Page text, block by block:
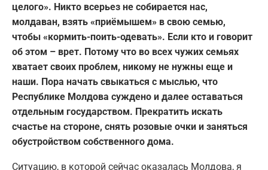
целого». Никто всерьез не собирается нас,
молдаван, взять «приёмышем» в свою семью,
чтобы «кормить-поить-одевать». Если кто и говорит
об этом – врет. Потому что во всех чужих семьях
хватает своих проблем, никому не нужны еще и
наши. Пора начать свыкаться с мыслью, что
Республике Молдова суждено и далее оставаться
отдельным государством. Прекратить искать
счастье на стороне, снять розовые очки и заняться
обустройством собственного дома.
Ситуацию, в которой сейчас оказалась Молдова, я